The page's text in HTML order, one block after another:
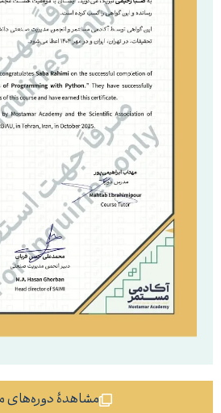
مشاهدهٔ دوره‌های